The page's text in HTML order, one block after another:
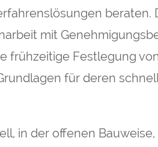
beraten.
mit
frühzeitige Festlegung
für deren
in der offenen